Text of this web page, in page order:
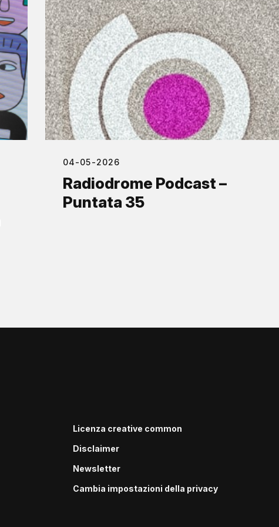
04-05-2026
Radiodrome Podcast –
Puntata 35
Licenza creative common
Disclaimer
Newsletter
Cambia impostazioni della privacy